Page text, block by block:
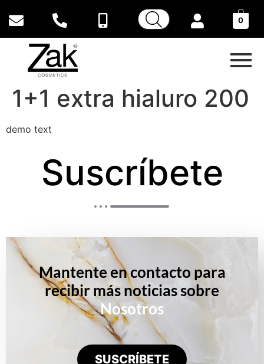
0
1+1 extra hialuro 200
demo text
Suscríbete
Mantente en contacto para
recibir más noticias sobre
Nosotros
SUSCRÍBETE